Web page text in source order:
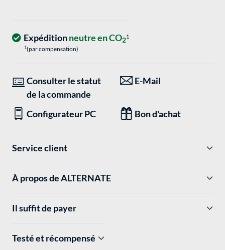
Expéditionneutre en CO21
1(par compensation)
Consulter le statut
de la commande
E-Mail
Configurateur PC Bon d'achat
Service client
À propos de ALTERNATE
Il suffit de payer
Testé et récompensé